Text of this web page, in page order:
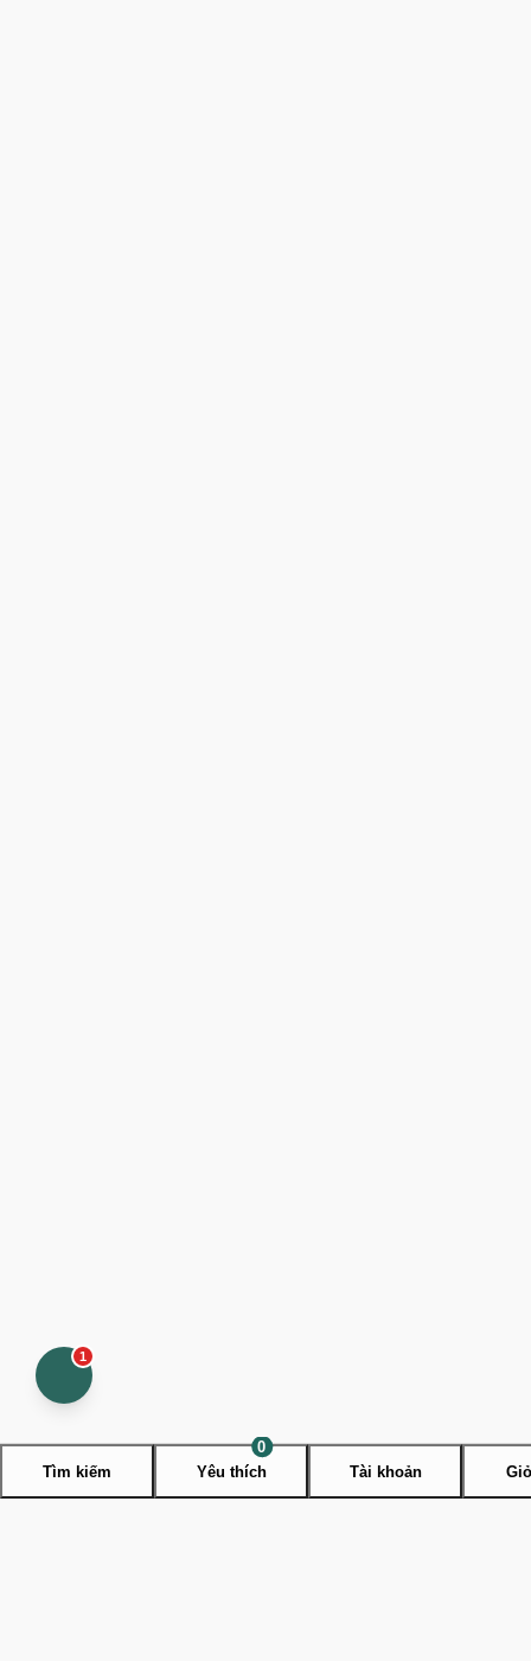
Tìm kiếm Yêu thích
0
Tài khoản
1
Open
menu